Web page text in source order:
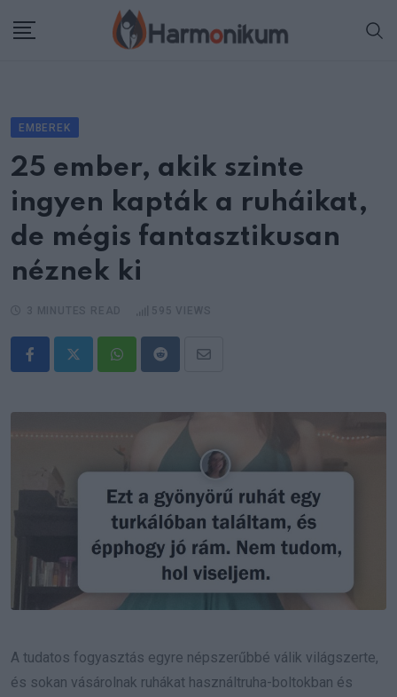
EMBEREK
25 ember, akik szinte
ingyen kapták a ruháikat,
de mégis fantasztikusan
néznek ki
WhatsappRedditShare
Email
A tudatos fogyasztás egyre népszerűbbé válik világszerte,
és sokan vásárolnak ruhákat használtruha-boltokban és